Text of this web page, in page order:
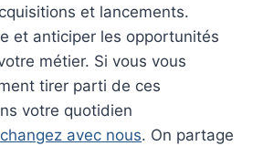
et lancements.
et anticiper les opportunités
métier. Si vous vous
tirer parti de ces
votre quotidien
avec nous. On partage